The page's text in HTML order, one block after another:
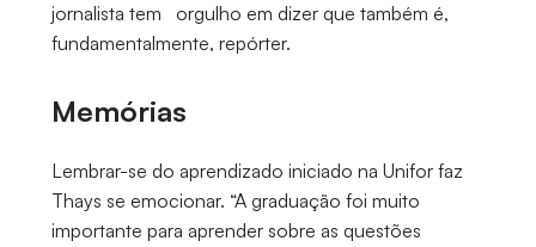
jornalista tem orgulho em dizer que também é,
fundamentalmente, repórter.
Memórias
Lembrar-se do aprendizado iniciado na Unifor faz
Thays se emocionar. “A graduação foi muito
importante para aprender sobre as questões